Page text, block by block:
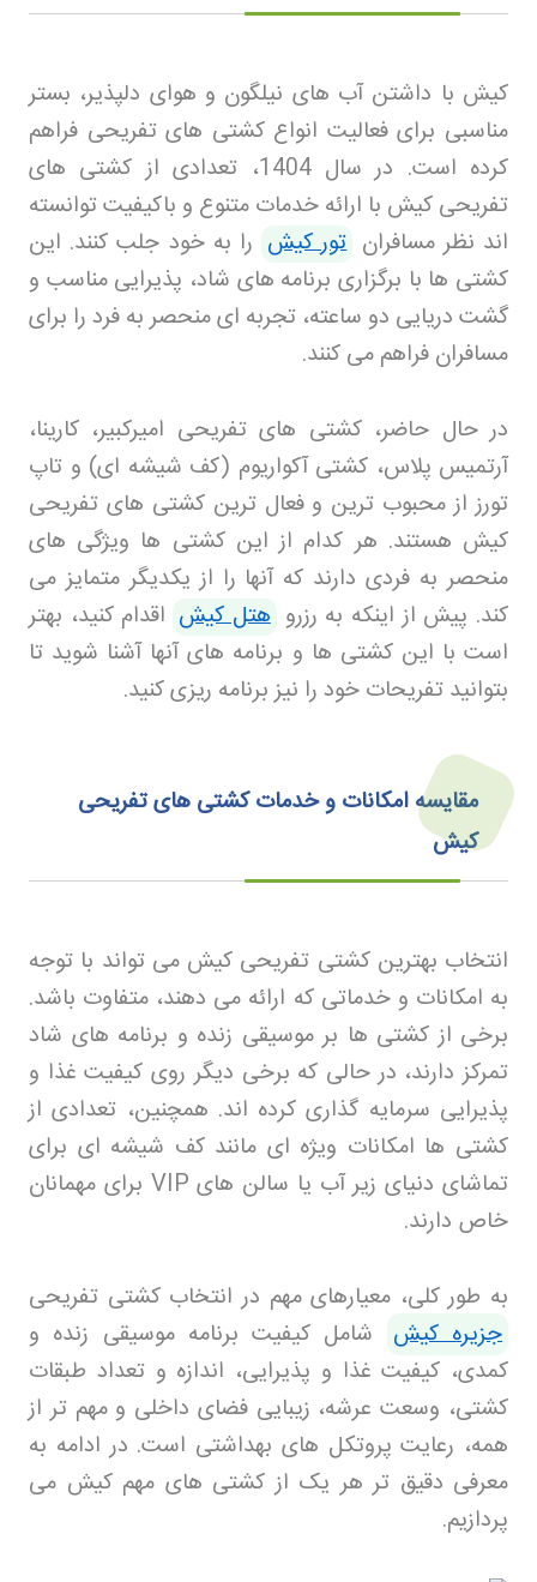
کیش با داشتن آب های نیلگون و هوای دلپذیر، بستر
مناسبی برای فعالیت انواع کشتی های تفریحی فراهم
کرده است. در سال 1404، تعدادی از کشتی های
تفریحی کیش با ارائه خدمات متنوع و باکیفیت توانسته
اند نظر مسافران تور کیش را به خود جلب کنند. این
کشتی ها با برگزاری برنامه های شاد، پذیرایی مناسب و
گشت دریایی دو ساعته، تجربه ای منحصر به فرد را برای
مسافران فراهم می کنند.
در حال حاضر، کشتی های تفریحی امیرکبیر، کارینا،
آرتمیس پلاس، کشتی آکواریوم (کف شیشه ای) و تاپ
تورز از محبوب ترین و فعال ترین کشتی های تفریحی
کیش هستند. هر کدام از این کشتی ها ویژگی های
منحصر به فردی دارند که آنها را از یکدیگر متمایز می
کند. پیش از اینکه به رزرو هتل کیش اقدام کنید، بهتر
است با این کشتی ها و برنامه های آنها آشنا شوید تا
بتوانید تفریحات خود را نیز برنامه ریزی کنید.
مقایسه امکانات و خدمات کشتی های تفریحی
کیش
انتخاب بهترین کشتی تفریحی کیش می تواند با توجه
به امکانات و خدماتی که ارائه می دهند، متفاوت باشد.
برخی از کشتی ها بر موسیقی زنده و برنامه های شاد
تمرکز دارند، در حالی که برخی دیگر روی کیفیت غذا و
پذیرایی سرمایه گذاری کرده اند. همچنین، تعدادی از
کشتی ها امکانات ویژه ای مانند کف شیشه ای برای
تماشای دنیای زیر آب یا سالن هایVIP
برای مهمانان
خاص دارند.
به طور کلی، معیارهای مهم در انتخاب کشتی تفریحی
جزیره کیش
شامل کیفیت برنامه موسیقی زنده و
کمدی، کیفیت غذا و پذیرایی، اندازه و تعداد طبقات
کشتی، وسعت عرشه، زیبایی فضای داخلی و مهم تر از
همه، رعایت پروتکل های بهداشتی است. در ادامه به
معرفی دقیق تر هر یک از کشتی های مهم کیش می
پردازیم.